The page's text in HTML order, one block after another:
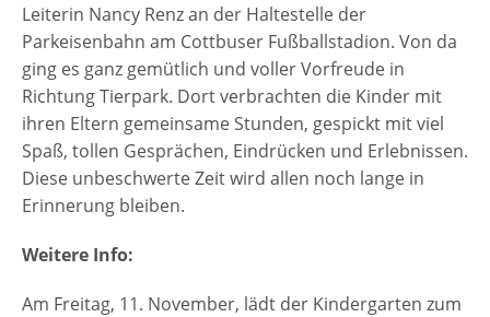
Leiterin Nancy Renz an der Haltestelle der
Parkeisenbahn am Cottbuser Fußballstadion. Von da
ging es ganz gemütlich und voller Vorfreude in
Richtung Tierpark. Dort verbrachten die Kinder mit
ihren Eltern gemeinsame Stunden, gespickt mit viel
Spaß, tollen Gesprächen, Eindrücken und Erlebnissen.
Diese unbeschwerte Zeit wird allen noch lange in
Erinnerung bleiben.
Weitere Info:
Am Freitag, 11. November, lädt der Kindergarten zum